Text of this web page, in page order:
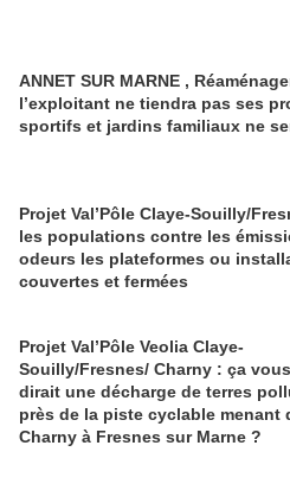
ANNET SUR MARNE ,
l’exploitant ne tiendra pas ses
sportifs et jardins familiaux ne
Projet Val’Pôle Claye-Souilly/
les populations contre les
odeurs les plateformes ou
couvertes et fermées
Projet Val’Pôle Veolia Claye-
Souilly/Fresnes/ Charny : ça vous
dirait une décharge de terres
près de la piste cyclable menant
Charny à Fresnes sur Marne ?